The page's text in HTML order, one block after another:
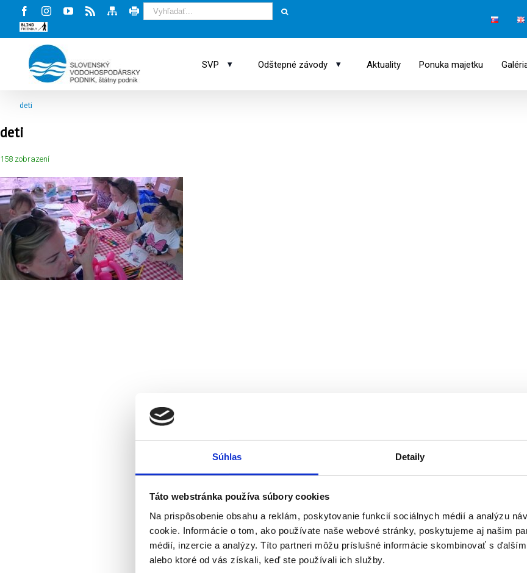
Súhlas Detaily
Táto webstránka používa súbory cookies
Na prispôsobenie obsahu a reklám, poskytovanie funkcií sociálnych médií a analýzu
cookie. Informácie o tom, ako používate naše webové stránky, poskytujeme aj našim
médií, inzercie a analýzy. Títo partneri môžu príslušné informácie skombinovať s
alebo ktoré od vás získali, keď ste používali ich služby.
FacebookInstagram
YoutubeRssMapa Tlač
stránky
Blind
friendly
SVP ▾ Odštepné závody ▾ Aktuality Ponuka majetku
deti
deti
158 zobrazení